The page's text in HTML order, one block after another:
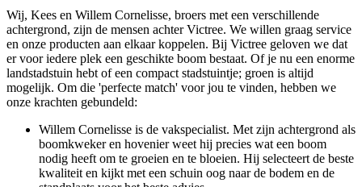
Wij, Kees en Willem Cornelisse, broers met een verschillende
achtergrond, zijn de mensen achter Victree. We willen graag service
en onze producten aan elkaar koppelen. Bij Victree geloven we dat
er voor iedere plek een geschikte boom bestaat. Of je nu een enorme
landstadstuin hebt of een compact stadstuintje; groen is altijd
mogelijk. Om die 'perfecte match' voor jou te vinden, hebben we
onze krachten gebundeld:
Willem Cornelisse is de vakspecialist. Met zijn achtergrond als
boomkweker en hovenier weet hij precies wat een boom
nodig heeft om te groeien en te bloeien. Hij selecteert de beste
kwaliteit en kijkt met een schuin oog naar de bodem en de